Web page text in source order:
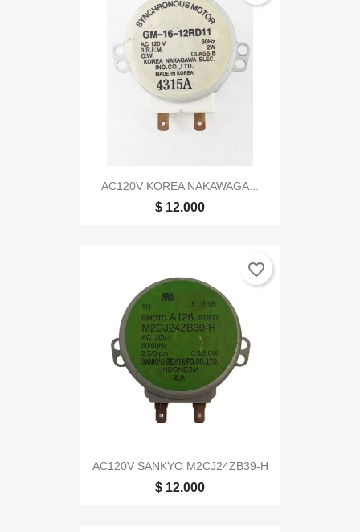
AC120V KOREA NAKAWAGA...
$ 12.000
AC120V SANKYO M2CJ24ZB39-H
$ 12.000
favorite_border